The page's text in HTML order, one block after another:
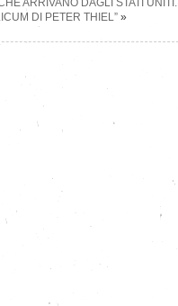
ARRIVANO DAGLI STATI UNITI.
DI PETER THIEL” »